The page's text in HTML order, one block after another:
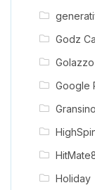
Godz
Google
Holiday